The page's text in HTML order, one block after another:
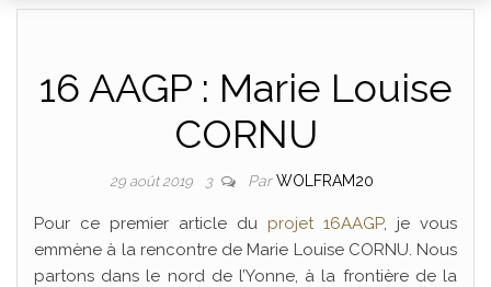
16 AAGP : Marie Louise
CORNU
29 août 2019 3 ParWOLFRAM20
Pour ce premier article du projet 16AAGP, je vous
emmène à la rencontre de Marie Louise CORNU. Nous
partons dans le nord de l’Yonne, à la frontière de la